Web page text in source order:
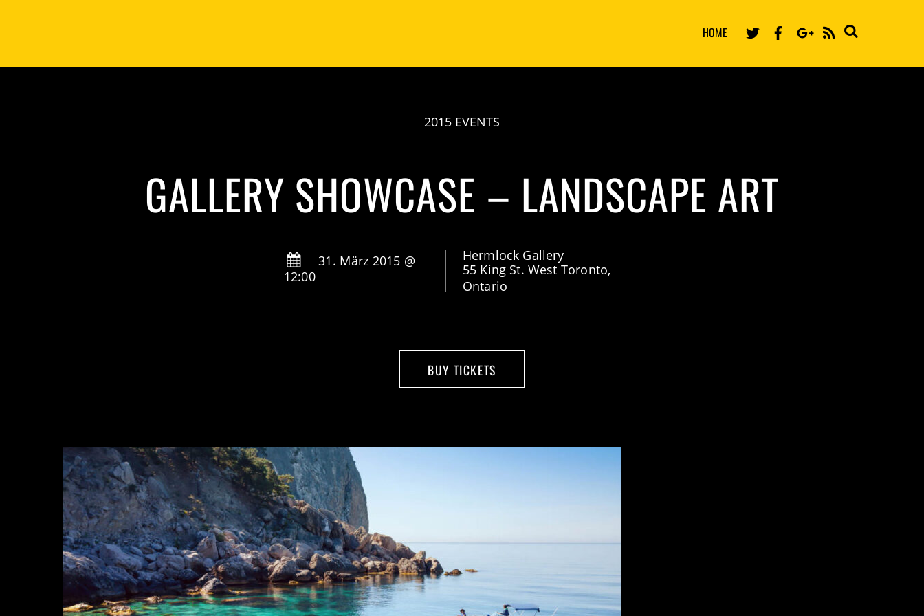
RSS
HOME
2015 EVENTS
GALLERY SHOWCASE – LANDSCAPE ART
31. März 2015 @
12:00
Hermlock Gallery
55 King St. West Toronto,
Ontario
BUY TICKETS